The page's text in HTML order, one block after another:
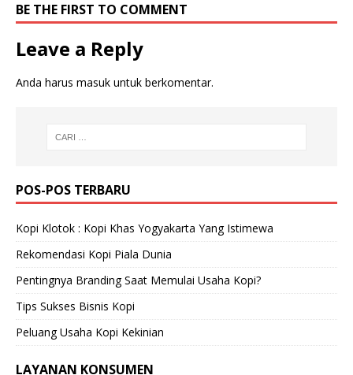
BE THE FIRST TO COMMENT
Leave a Reply
Anda harus masuk untuk berkomentar.
POS-POS TERBARU
Kopi Klotok : Kopi Khas Yogyakarta Yang Istimewa
Rekomendasi Kopi Piala Dunia
Pentingnya Branding Saat Memulai Usaha Kopi?
Tips Sukses Bisnis Kopi
Peluang Usaha Kopi Kekinian
LAYANAN KONSUMEN